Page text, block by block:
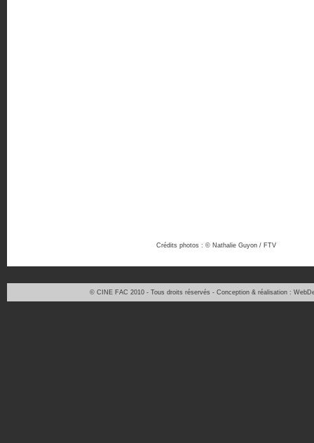
Crédits photos : © Nathalie Guyon / FTV
© CINE FAC 2010 - Tous droits réservés - Conception & réalisation :